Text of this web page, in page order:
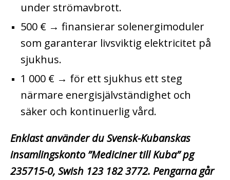
under strömavbrott.
500 € → finansierar solenergimoduler
som garanterar livsviktig elektricitet på
sjukhus.
1 000 € → för ett sjukhus ett steg
närmare energisjälvständighet och
säker och kontinuerlig vård.
Enklast använder du Svensk-Kubanskas
insamlingskonto ”Mediciner till Kuba” pg
235715-0, Swish 123 182 3772. Pengarna går